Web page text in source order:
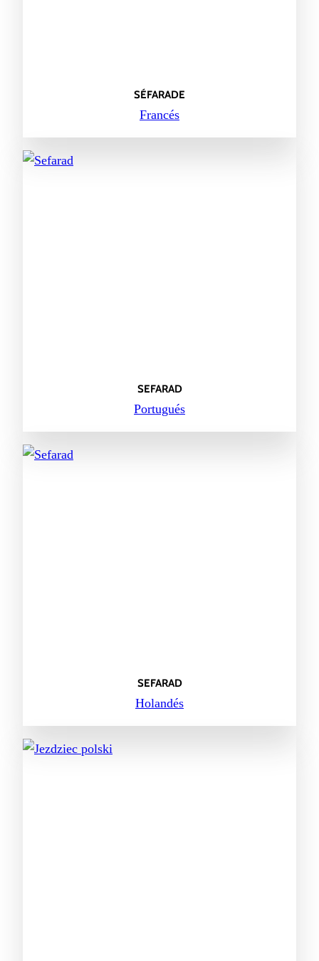
SÉFARADE
Francés
SEFARAD
Portugués
SEFARAD
Holandés